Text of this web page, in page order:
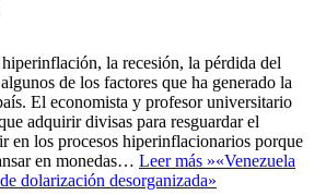
la recesión, la pérdida del
de los factores que ha generado la
El economista y profesor universitario
adquirir divisas para resguardar el
en los procesos hiperinflacionarios porque
en monedas… Leer más »«Venezuela
dolarización desorganizada»